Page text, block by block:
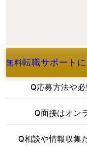
無料転職サポート
よくあるご質問
Q応募方法や
Q面接はオン
Q相談や情報収集